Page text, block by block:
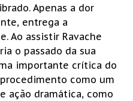
Apenas a dor
entrega a
Ao assistir Ravache
o passado da sua
importante crítica do
como um
ação dramática, como